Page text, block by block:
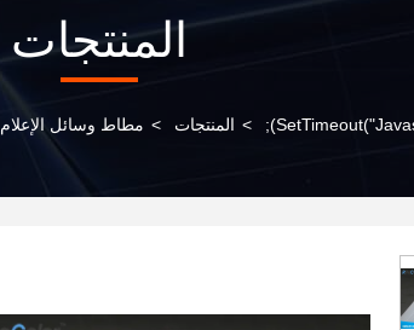
المنتجات
> المنتجات > مطاط وسائل الإعلام